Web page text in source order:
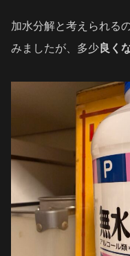
加水分解と考えられる
みましたが、多少 良く